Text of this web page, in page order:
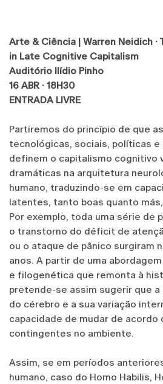
Arte & Ciência | Warren Neidich
in Late Cognitive Capitalism
Auditório Ilídio Pinho
16 ABR · 18H30
ENTRADA LIVRE
Partiremos do princípio de que
tecnológicas, sociais, políticas e
definem o capitalismo cognitivo
dramáticas na arquitetura
humano, traduzindo-se em
latentes, tanto boas quanto
Por exemplo, toda uma série de
o transtorno do déficit de
ou o ataque de pânico surgiram
anos. A partir de uma
e filogenética que remonta à
pretende-se assim sugerir que
do cérebro e a sua variação
capacidade de mudar de acordo
contingentes no ambiente.
Assim, se em períodos
humano, caso do Homo Habilis,